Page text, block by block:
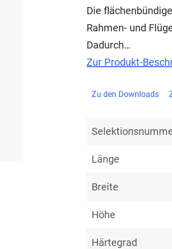
Die
Rahmen- und
Dadurch…
Zur Produkt-
Zu den Downloads
Länge
Breite
Höhe
Härtegrad